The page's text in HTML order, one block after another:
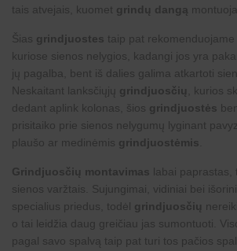
tais atvejais, kuomet grindų dangą
Šias grindjuostes taip pat rekomenduojame
kuriose sienos nelygios, kadangi jos yra
jų pagalba, bent iš dalies galima atkartoti
Neskaitant lanksčiųjų grindjuosčių
, kurios
dedant aplink kolonas, šios grindjuostės
prisitaiko prie sienos nelygumų lyginant
plaušo ar medinėmis grindjuostėmis
Grindjuosčių montavimas labai paprastas,
sienos varžtais. Sujungimai, vidiniai bei
specialius priedus, todėl grindjuosčių
o tai leidžia daug greičiau jas sumontuoti.
pagal savo spalvą taip pat turi tos pačios